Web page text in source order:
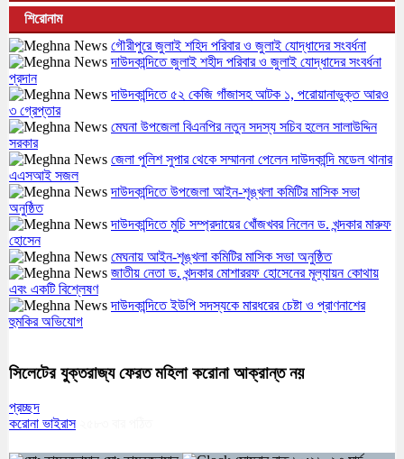
শিরোনাম
গৌরীপুরে জুলাই শহিদ পরিবার ও জুলাই যোদ্ধাদের সংবর্ধনা
দাউদকান্দিতে জুলাই শহীদ পরিবার ও জুলাই যোদ্ধাদের সংবর্ধনা
প্রদান
দাউদকান্দিতে ৫২ কেজি গাঁজাসহ আটক ১, পরোয়ানাভুক্ত আরও
৩ গ্রেপ্তার
মেঘনা উপজেলা বিএনপির নতুন সদস্য সচিব হলেন সালাউদ্দিন
সরকার
জেলা পুলিশ সুপার থেকে সম্মাননা পেলেন দাউদকান্দি মডেল থানার
এএসআই সজল
দাউদকান্দিতে উপজেলা আইন-শৃঙ্খলা কমিটির মাসিক সভা
অনুষ্ঠিত
দাউদকান্দিতে মুচি সম্প্রদায়ের খোঁজখবর নিলেন ড. খন্দকার মারুফ
হোসেন
মেঘনায় আইন-শৃঙ্খলা কমিটির মাসিক সভা অনুষ্ঠিত
জাতীয় নেতা ড. খন্দকার মোশাররফ হোসেনের মূল্যায়ন কোথায়
এবং একটি বিশ্লেষণ
দাউদকান্দিতে ইউপি সদস্যকে মারধরের চেষ্টা ও প্রাণনাশের
হুমকির অভিযোগ
সিলেটের যুক্তরাজ্য ফেরত মহিলা করোনা আক্রান্ত নয়
প্রচ্ছদ
করোনা ভাইরাস